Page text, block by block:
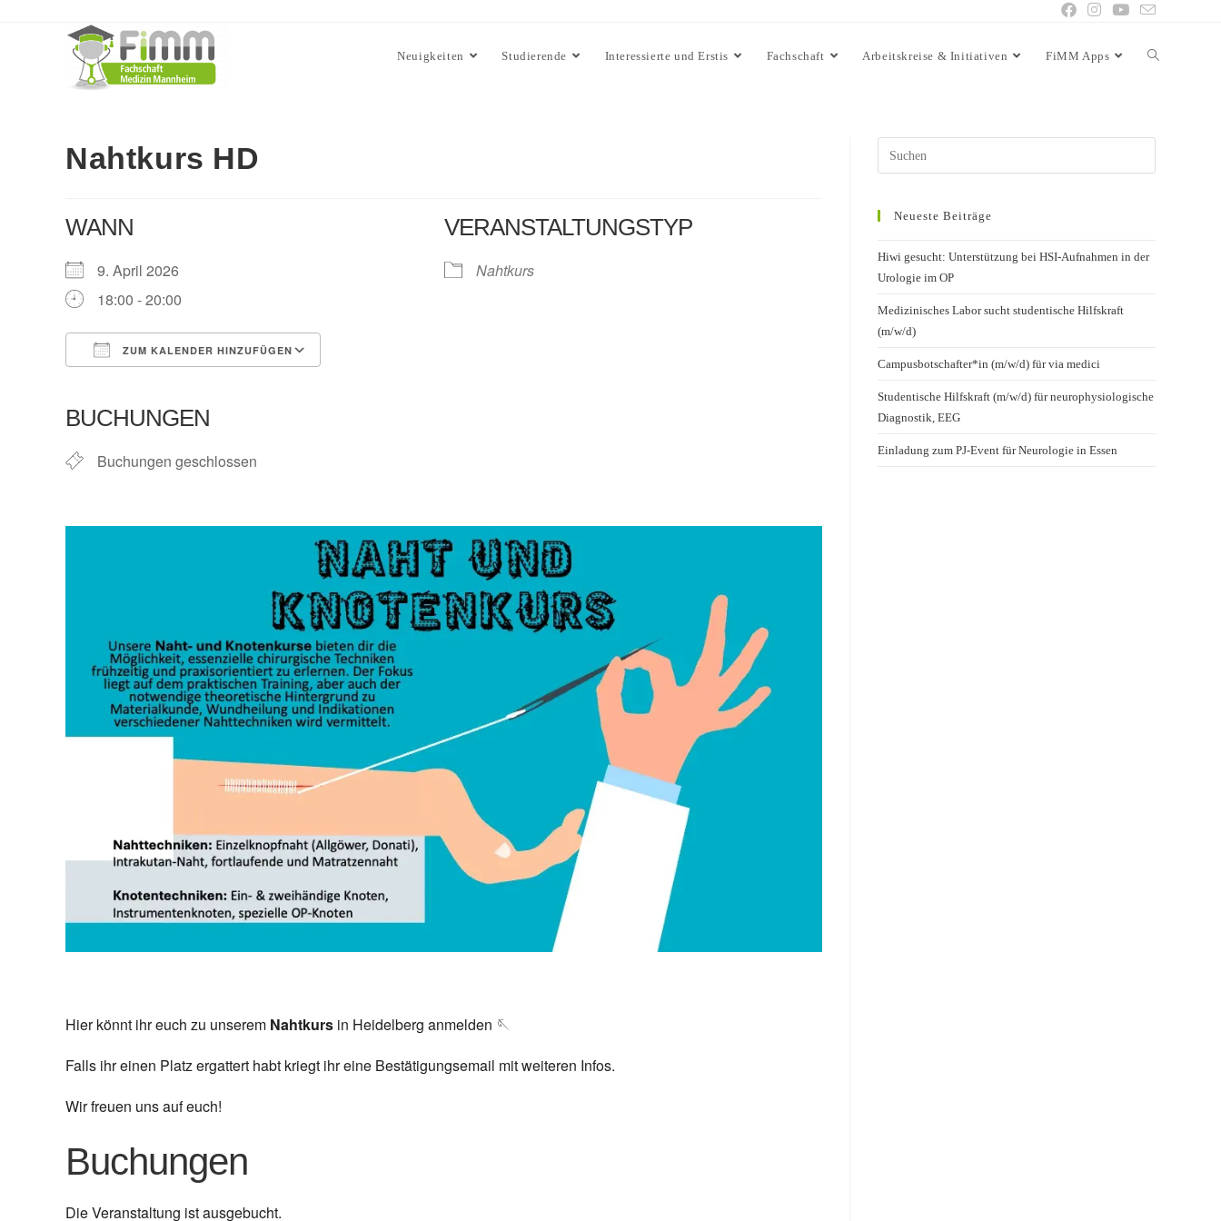
Neuigkeiten Studierende Interessierte und Erstis Fachschaft Arbeitskreise & Initiativen FiMM Apps
Nahtkurs HD
WANN
9. April 2026
18:00 - 20:00
ZUM KALENDER HINZUFÜGEN
BUCHUNGEN
Buchungen geschlossen
VERANSTALTUNGSTYP
Nahtkurs
Hier könnt ihr euch zu unserem Nahtkurs in Heidelberg anmelden 🪡
Falls ihr einen Platz ergattert habt kriegt ihr eine Bestätigungsemail mit weiteren Infos.
Wir freuen uns auf euch!
Buchungen
Die Veranstaltung ist ausgebucht.
Neueste Beiträge
Hiwi gesucht: Unterstützung bei HSI-Aufnahmen in der
Urologie im OP
Medizinisches Labor sucht studentische Hilfskraft
(m/w/d)
Campusbotschafter*in (m/w/d) für via medici
Studentische Hilfskraft (m/w/d) für neurophysiologische
Diagnostik, EEG
Einladung zum PJ-Event für Neurologie in Essen